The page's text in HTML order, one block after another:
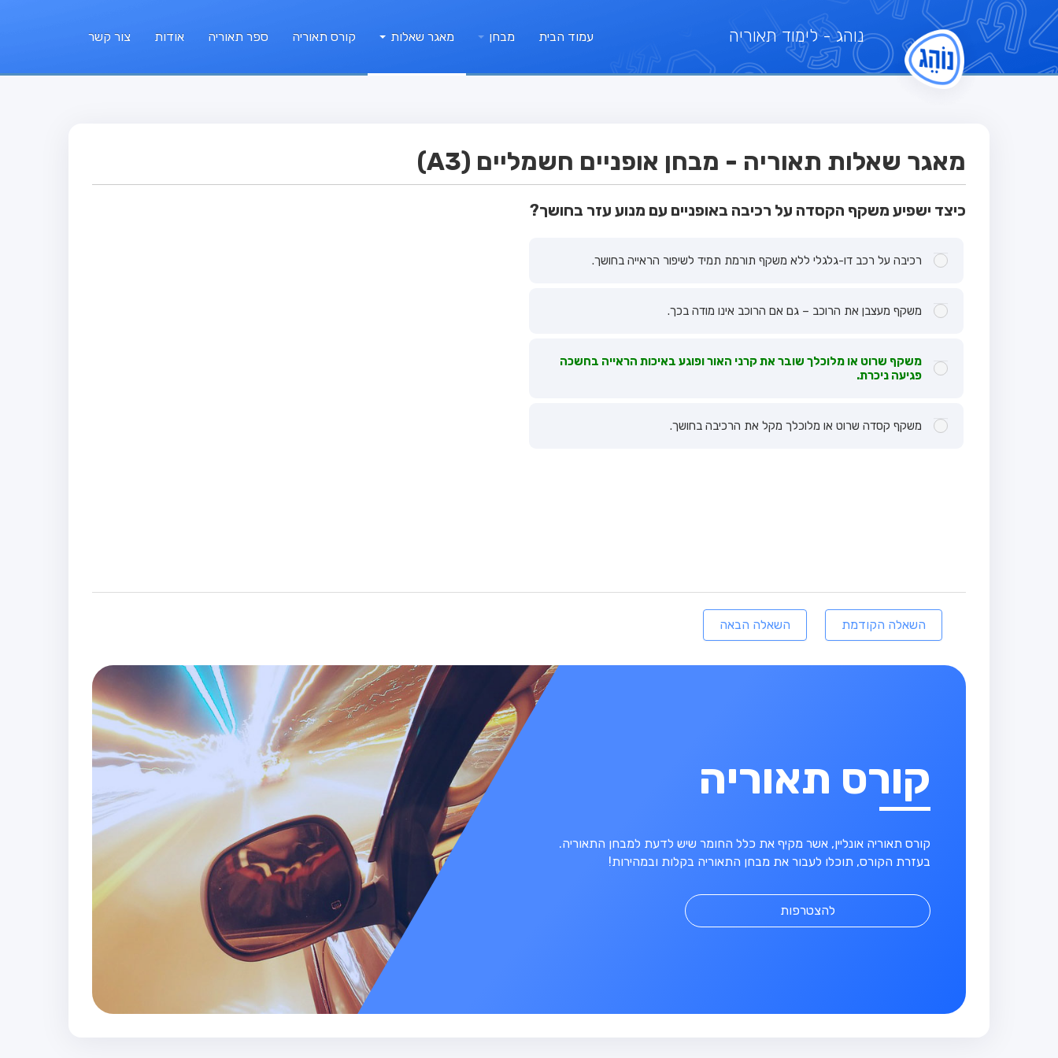
נוהג- לימוד תאוריה עמוד הבית מבחן מאגר שאלות קורס תאוריה ספר תאוריה אודות צור קשר
מאגר שאלות תאוריה - מבחן אופניים חשמליים (A3)
כיצד ישפיע משקף הקסדה על רכיבה באופניים עם מנוע עזר בחושך?
רכיבה על רכב דו-גלגלי ללא משקף תורמת תמיד לשיפור הראייה בחושך.
משקף מעצבן את הרוכב – גם אם הרוכב אינו מודה בכך.
משקף שרוט או מלוכלך שובר את קרני האור ופוגע באיכות הראייה בחשכה
פגיעה ניכרת.
משקף קסדה שרוט או מלוכלך מקל את הרכיבה בחושך.
השאלה הקודמת השאלה הבאה
קורס תאוריה
קורס תאוריה אונליין, אשר מקיף את כלל החומר שיש לדעת למבחן התאוריה.
בעזרת הקורס, תוכלו לעבור את מבחן התאוריה בקלות ובמהירות!
להצטרפות